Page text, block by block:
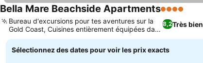
Bella Mare Beachside Apartments4 Étoiles
8,2Très bien
Bureau d'excursions pour tes aventures sur la
Gold Coast, Cuisines entièrement équipées dans
chaque logement
Sélectionnez des dates pour voir les prix exacts